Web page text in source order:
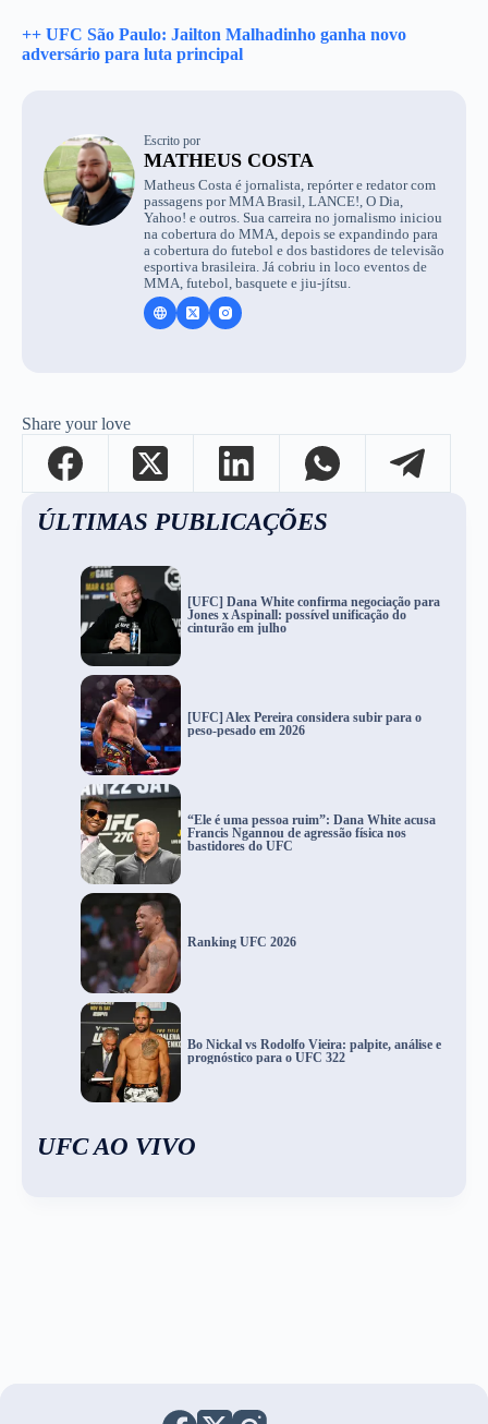
++ UFC São Paulo: Jailton Malhadinho ganha novo
adversário para luta principal
Escrito por
MATHEUS COSTA
Matheus Costa é jornalista, repórter e redator com
passagens por MMA Brasil, LANCE!, O Dia,
Yahoo! e outros. Sua carreira no jornalismo iniciou
na cobertura do MMA, depois se expandindo para
a cobertura do futebol e dos bastidores de televisão
esportiva brasileira. Já cobriu in loco eventos de
MMA, futebol, basquete e jiu-jítsu.
Share your love
ÚLTIMAS PUBLICAÇÕES
[UFC] Dana White confirma negociação para
Jones x Aspinall: possível unificação do
cinturão em julho
[UFC] Alex Pereira considera subir para o
peso-pesado em 2026
“Ele é uma pessoa ruim”: Dana White acusa
Francis Ngannou de agressão física nos
bastidores do UFC
Ranking UFC 2026
Bo Nickal vs Rodolfo Vieira: palpite, análise e
prognóstico para o UFC 322
UFC AO VIVO